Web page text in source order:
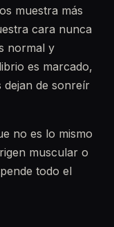
muestra más
cara nunca
normal y
es marcado,
dejan de sonreír
no es lo mismo
muscular o
todo el